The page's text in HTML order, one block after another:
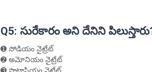
Q5: సురేకారం అని దేనిని
➊ సోడియం నైట్రేట్
➋ అమోనియం నైట్రేట్